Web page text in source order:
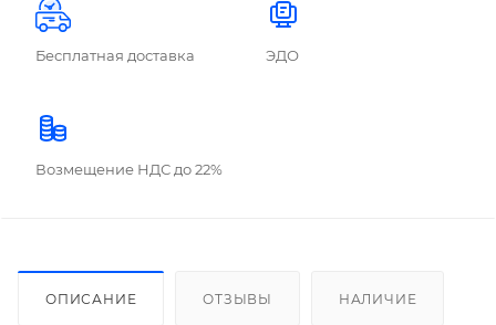
Бесплатная доставка ЭДО
Возмещение НДС до 22%
ОПИСАНИЕ ОТЗЫВЫ НАЛИЧИЕ